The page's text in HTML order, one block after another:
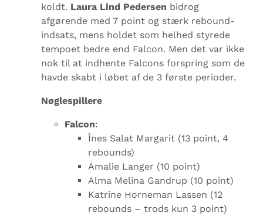
koldt. Laura Lind Pedersen bidrog
afgørende med 7 point og stærk rebound-
indsats, mens holdet som helhed styrede
tempoet bedre end Falcon. Men det var ikke
nok til at indhente Falcons forspring som de
havde skabt i løbet af de 3 første perioder.
Nøglespillere
Falcon:
Înes Salat Margarit (13 point, 4
rebounds)
Amalie Langer (10 point)
Alma Melina Gandrup (10 point)
Katrine Horneman Lassen (12
rebounds – trods kun 3 point)